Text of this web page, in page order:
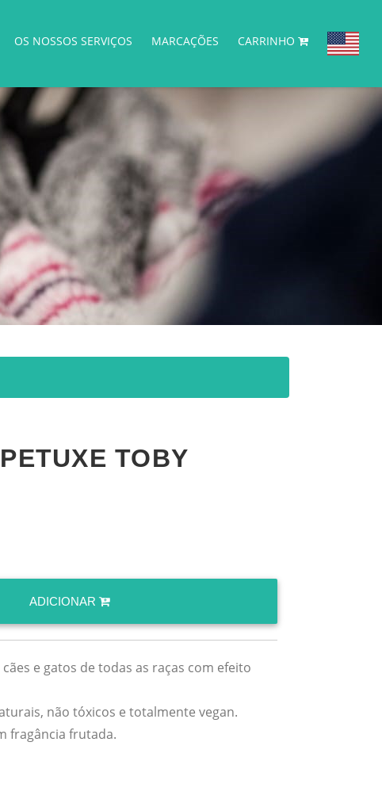
OS NOSSOS SERVIÇOS MARCAÇÕES CARRINHO
TOBY
ADICIONAR
e gatos de todas as raças com efeito
não tóxicos e totalmente vegan.
fragância frutada.